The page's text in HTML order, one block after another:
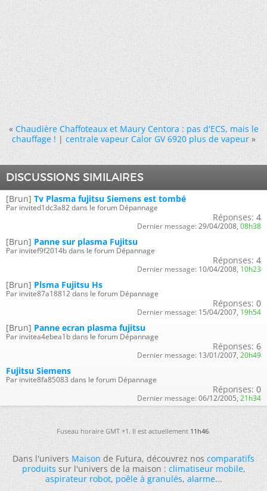
« Chaudière Chaffoteaux et Maury Centora : pas d'ECS, mais le
chauffage !|centrale vapeur Calor GV 6920 plus de vapeur »
DISCUSSIONS SIMILAIRES
[Brun] Tv Plasma fujitsu Siemens est tombé
Par invited1dc3a82 dans le forum Dépannage
Réponses: 4
Dernier message: 29/04/2008, 08h38
[Brun] Panne sur plasma Fujitsu
Par invitef9f2014b dans le forum Dépannage
Réponses: 4
Dernier message: 10/04/2008, 10h23
[Brun] Plsma Fujitsu Hs
Par invite87a18812 dans le forum Dépannage
Réponses: 0
Dernier message: 15/04/2007, 19h54
[Brun] Panne ecran plasma fujitsu
Par invitea4ebea1b dans le forum Dépannage
Réponses: 6
Dernier message: 13/01/2007, 20h49
Fujitsu Siemens
Par invite8fa85083 dans le forum Dépannage
Réponses: 0
Dernier message: 06/12/2005, 21h34
Fuseau horaire GMT +1. Il est actuellement11h46.
Dans l'universMaisonde Futura, découvrez noscomparatifs
produitssur l'univers de la maison :climatiseur mobile,
aspirateur robot,poêle à granulés,alarme...